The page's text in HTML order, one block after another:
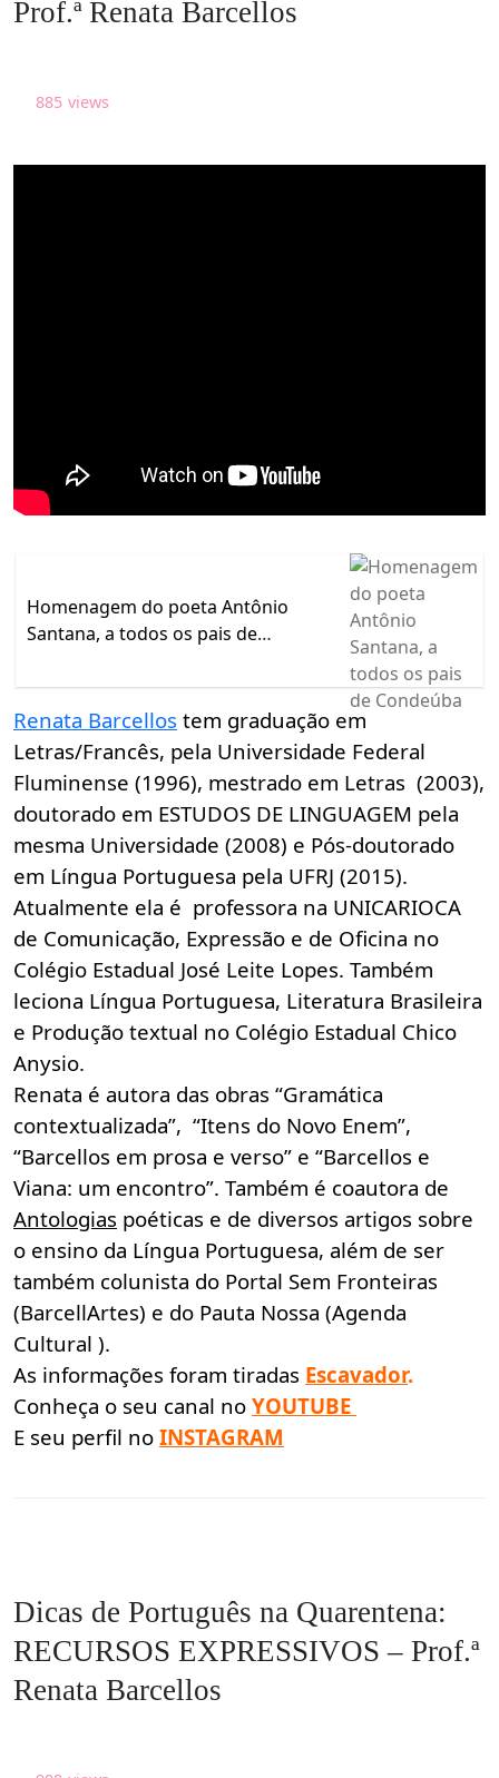
Prof.ª Renata Barcellos
885 views
Homenagem do poeta Antônio
Santana, a todos os pais de
Renata Barcellos tem graduação em
Letras/Francês, pela Universidade Federal
Fluminense (1996), mestrado em Letras (2003),
doutorado em ESTUDOS DE LINGUAGEM pela
mesma Universidade (2008) e Pós-doutorado
em Língua Portuguesa pela UFRJ (2015).
Atualmente ela é professora na UNICARIOCA
de Comunicação, Expressão e de Oficina no
Colégio Estadual José Leite Lopes. Também
leciona Língua Portuguesa, Literatura Brasileira
e Produção textual no Colégio Estadual Chico
Anysio.
Renata é autora das obras “Gramática
contextualizada”, “Itens do Novo Enem”,
“Barcellos em prosa e verso” e “Barcellos e
Viana: um encontro”. Também é coautora de
Antologias poéticas e de diversos artigos sobre
o ensino da Língua Portuguesa, além de ser
também colunista do Portal Sem Fronteiras
(BarcellArtes) e do Pauta Nossa (Agenda
Cultural ).
As informações foram tiradas Escavador.
Conheça o seu canal no YOUTUBE
E seu perfil no INSTAGRAM
Dicas de Português na Quarentena:
RECURSOS EXPRESSIVOS – Prof.ª
Renata Barcellos